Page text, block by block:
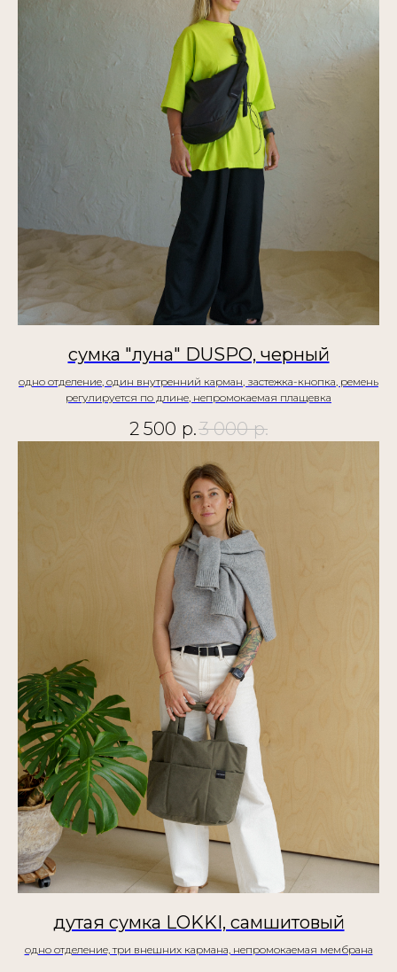
сумка "луна" DUSPO, черный
одно отделение, один внутренний карман, застежка-кнопка, ремень
регулируется по длине, непромокаемая плащевка
2 500 р.3 000 р.
дутая сумка LOKKI, самшитовый
одно отделение, три внешних кармана, непромокаемая мембрана